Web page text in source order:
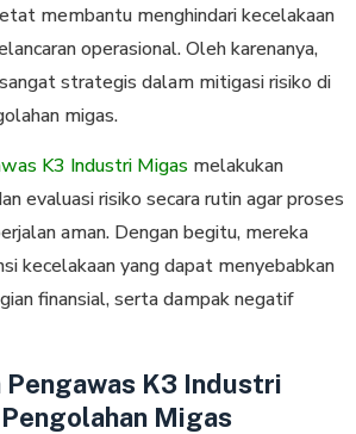
membantu menghindari kecelakaan
operasional. Oleh karenanya,
strategis dalam mitigasi risiko di
migas.
K3 Industri Migas melakukan
evaluasi risiko secara rutin agar proses
aman. Dengan begitu, mereka
kecelakaan yang dapat menyebabkan
finansial, serta dampak negatif
Pengawas K3 Industri
Migas